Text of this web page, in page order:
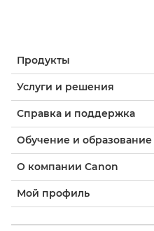
Продукты
Услуги и решения
Справка и поддержка
Обучение и образование
О компании Canon
Мой профиль